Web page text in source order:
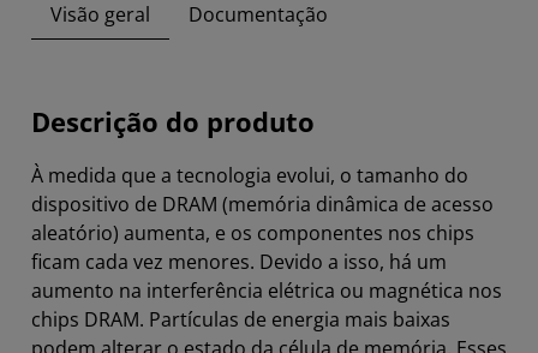
Visão geral Documentação
Descrição do produto
À medida que a tecnologia evolui, o tamanho do
dispositivo de DRAM (memória dinâmica de acesso
aleatório) aumenta, e os componentes nos chips
ficam cada vez menores. Devido a isso, há um
aumento na interferência elétrica ou magnética nos
chips DRAM. Partículas de energia mais baixas